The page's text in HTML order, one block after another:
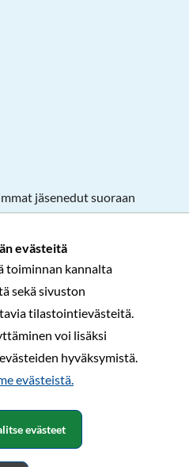
evästeitä
toiminnan kannalta
sekä sivuston
tilastointievästeitä.
voi lisäksi
hyväksymistä.
evästeistä.​​​​​​
evästeet
jäsenedut suoraan
Sopimusehdot